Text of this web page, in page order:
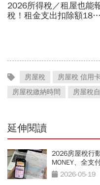
2026所得稅／租屋也能
稅！租金支出扣除額18
房屋稅 房屋稅 信用卡
房屋稅繳納時間
房屋稅
延伸閱讀
2026房屋稅行
MONEY、全支
饋 2026-05-19